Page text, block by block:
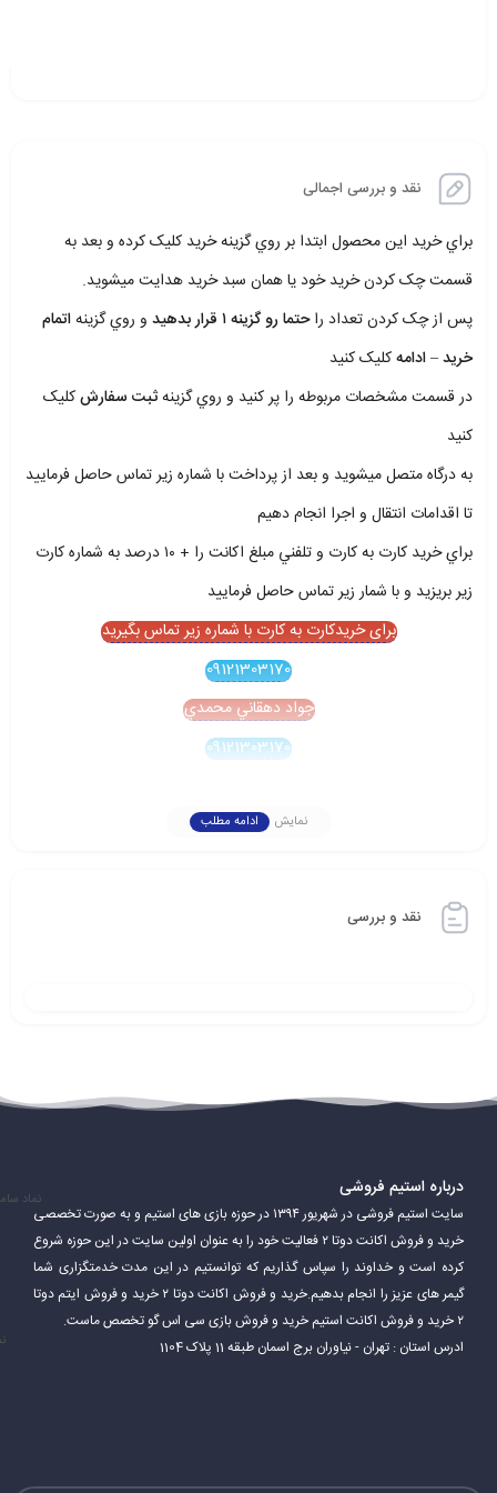
نقد و بررسی اجمالی
براي خريد اين محصول ابتدا بر روي گزينه خريد کليک کرده و بعد به
قسمت چک کردن خريد خود يا همان سبد خريد هدايت ميشويد.
پس از چک کردن تعداد راحتما رو گزينه ۱ قرار بدهيد و روي گزينهاتمام
خريد – ادامهکليک کنيد
در قسمت مشخصات مربوطه را پر کنيد و روي گزينهثبت سفارشکليک
کنيد
به درگاه متصل ميشويد و بعد از پرداخت با شماره زير تماس حاصل فرماييد
تا اقدامات انتقال و اجرا انجام دهيم
براي خريد کارت به کارت و تلفني مبلغ اکانت را + ۱۰ درصد به شماره کارت
زير بريزيد و با شمار زير تماس حاصل فرماييد
برای خریدکارت به کارت با شماره زیر تماس بگیرید
09121303170
جواد دهقاني محمدي
09121303170
نمایش ادامه مطلب
نقد و بررسی
درباره استیم فروشی
سایت استیم فروشی در شهریور ۱۳۹۴ در حوزه بازی های استیم و به صورت تخصصی
خرید و فروش اکانت دوتا ۲ فعالیت خود را به عنوان اولین سایت در این حوزه شروع
کرده است و خداوند را سپاس گذاریم که توانستیم در این مدت خدمتگزاری شما
گیمر های عزیز را انجام بدهیم.خرید و فروش اکانت دوتا ۲ خرید و فروش ایتم دوتا
۲ خرید و فروش اکانت استیم خرید و فروش بازی سی اس گو تخصص ماست.
ادرس استان : تهران - نیاوران برج اسمان طبقه 11 پلاک 1104
نماد